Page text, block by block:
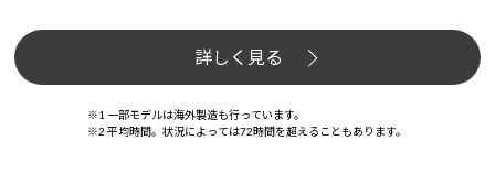
詳しく見る
※1 一部モデルは海外製造も行っています。
※2 平均時間。状況によっては72時間を超えることもあります。